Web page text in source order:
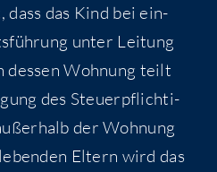
das Kind bei ein­
unter Lei­tung
Woh­nung teilt
des Steu­er­pflich­ti­
der Woh­nung
Eltern wird das